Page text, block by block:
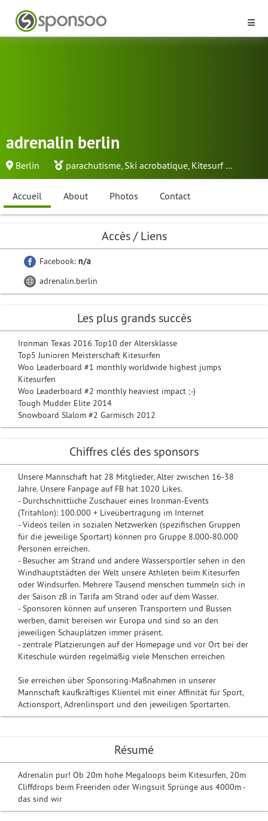
adrenalin berlin
Berlin parachutisme, Ski acrobatique, Kitesurf...
Accueil About Photos Contact
Résumé
Adrenalin pur! Ob 20m hohe Megaloops beim Kitesurfen, 20m
Cliffdrops beim Freeriden oder Wingsuit Sprünge aus 4000m -
das sind wir
Accès / Liens
Facebook: n/a
adrenalin.berlin
Les plus grands succès
Ironman Texas 2016 Top10 der Altersklasse
Top5 Junioren Meisterschaft Kitesurfen
Woo Leaderboard #1 monthly worldwide highest jumps
Kitesurfen
Woo Leaderboard #2 monthly heaviest impact ;-)
Tough Mudder Elite 2014
Snowboard Slalom #2 Garmisch 2012
Chiffres clés des sponsors
Unsere Mannschaft hat 28 Mitglieder, Alter zwischen 16-38
Jahre. Unsere Fanpage auf FB hat 1020 Likes.
- Durchschnittliche Zuschauer eines Ironman-Events
(Tritahlon): 100.000 + Liveübertragung im Internet
- Videos teilen in sozialen Netzwerken (spezifischen Gruppen
für die jeweilige Sportart) können pro Gruppe 8.000-80.000
Personen erreichen.
- Besucher am Strand und andere Wassersportler sehen in den
Windhauptstädten der Welt unsere Athleten beim Kitesurfen
oder Windsurfen. Mehrere Tausend menschen tummeln sich in
der Saison zB in Tarifa am Strand oder auf dem Wasser.
- Sponsoren können auf unseren Transportern und Bussen
werben, damit bereisen wir Europa und sind so an den
jeweiligen Schauplätzen immer präsent.
- zentrale Platzierungen auf der Homepage und vor Ort bei der
Kiteschule würden regelmäßig viele Menschen erreichen
Sie erreichen über Sponsoring-Maßnahmen in unserer
Mannschaft kaufkräftiges Klientel mit einer Affinität für Sport,
Actionsport, Adrenlinsport und den jeweiligen Sportarten.